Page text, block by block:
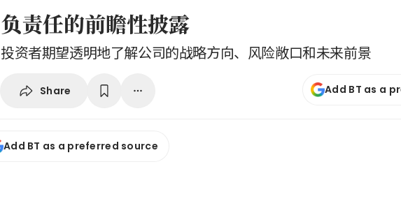
负责任的前瞻性披露
投资者期望透明地了解公司的战略方向、风险敞口和未来前景
Share Add BT as a
Add BT as a preferred source